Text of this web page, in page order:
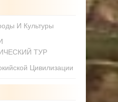
И Культуры
ТУР
Цивилизации